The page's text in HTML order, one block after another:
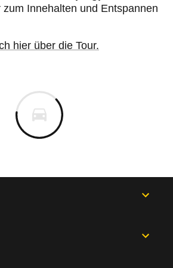
Innehalten und Entspannen
hier über die Tour.